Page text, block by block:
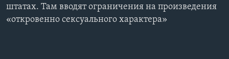
штатах. Там вводят ограничения на произведения
«откровенно сексуального характера»